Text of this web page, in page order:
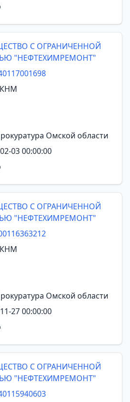
С ОГРАНИЧЕННОЙ
"НЕФТЕХИМРЕМОНТ"
КНМ
Омской области
03 00:00:00
С ОГРАНИЧЕННОЙ
"НЕФТЕХИМРЕМОНТ"
КНМ
Омской области
27 00:00:00
С ОГРАНИЧЕННОЙ
"НЕФТЕХИМРЕМОНТ"